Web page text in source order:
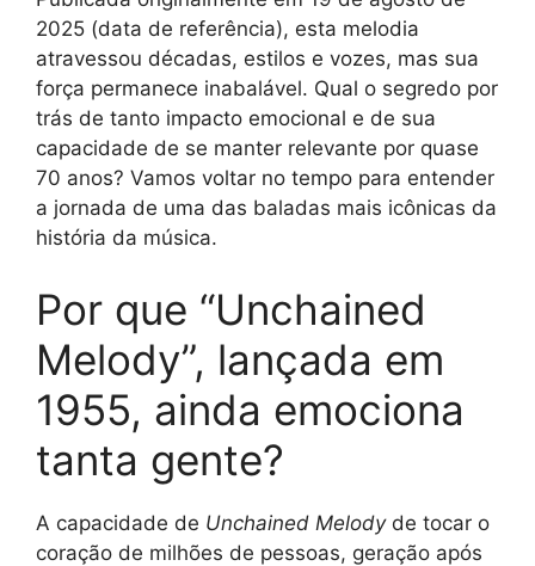
2025 (data de referência), esta melodia
atravessou décadas, estilos e vozes, mas sua
força permanece inabalável. Qual o segredo por
trás de tanto impacto emocional e de sua
capacidade de se manter relevante por quase
70 anos? Vamos voltar no tempo para entender
a jornada de uma das baladas mais icônicas da
história da música.
Por que “Unchained
Melody”, lançada em
1955, ainda emociona
tanta gente?
A capacidade de Unchained Melodyde tocar o
coração de milhões de pessoas, geração após